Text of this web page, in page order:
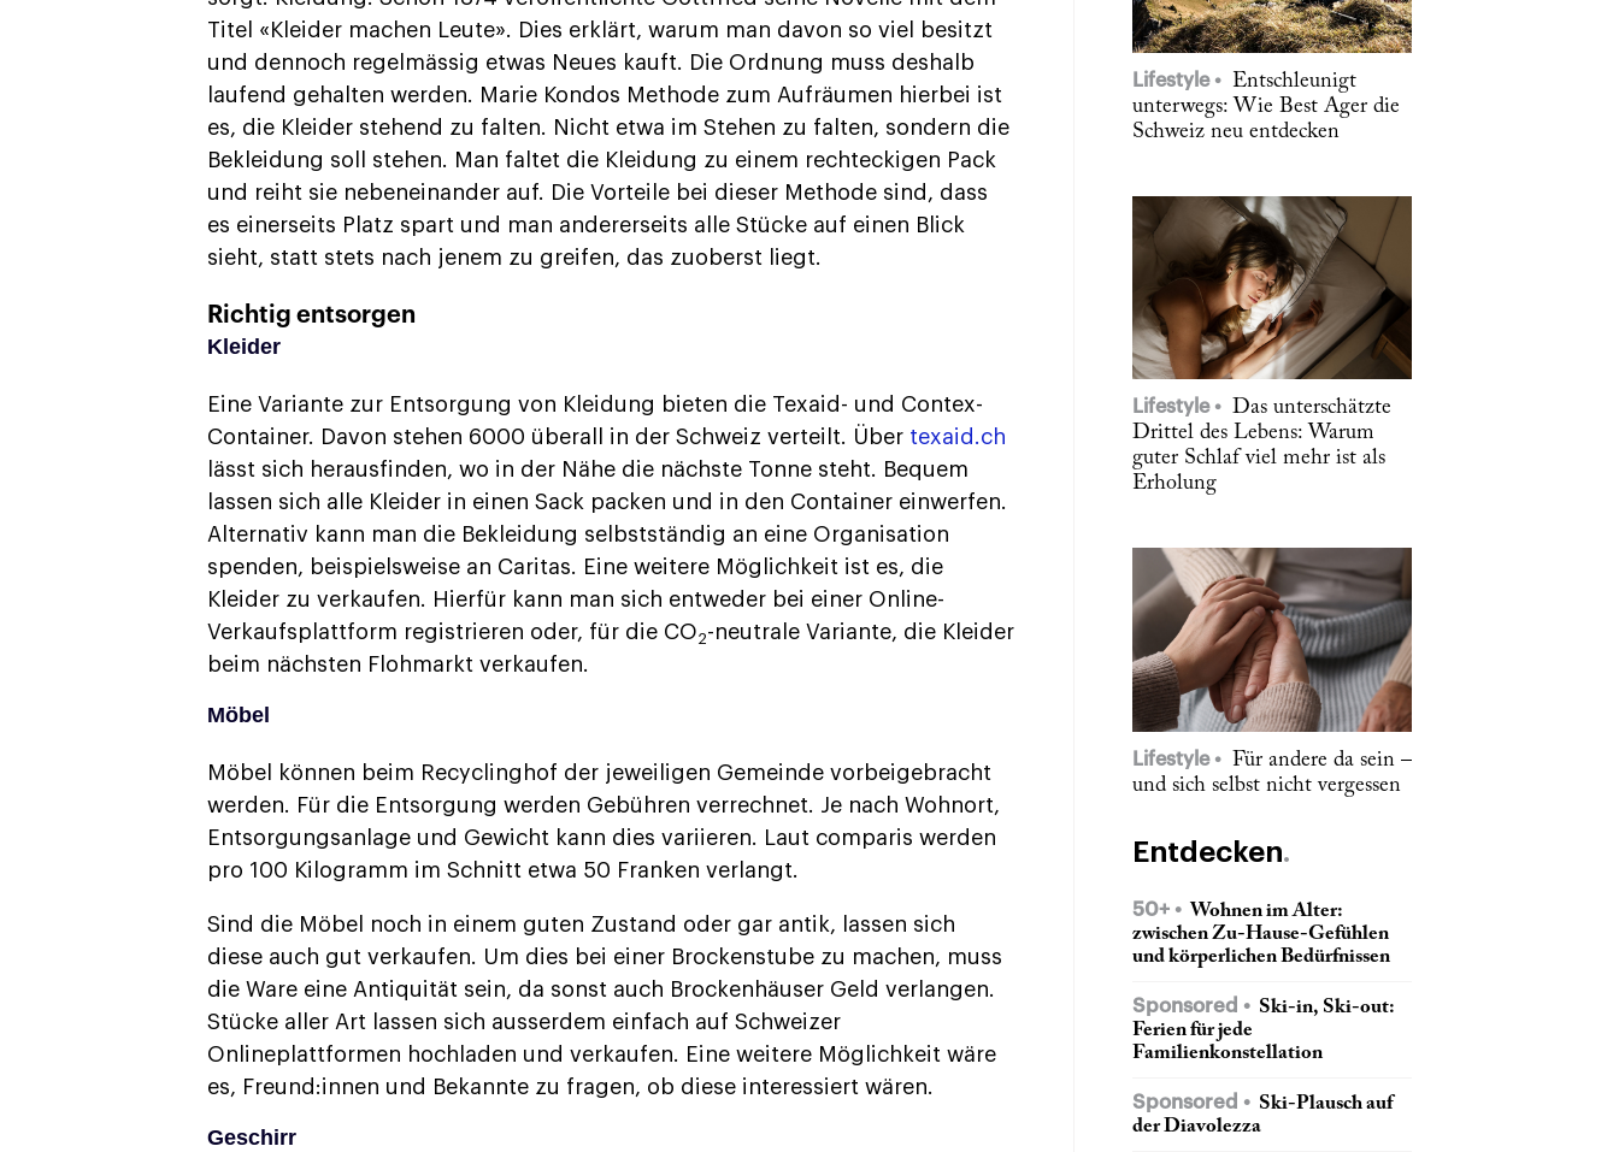
Titel «Kleider machen Leute». Dies erklärt, warum man davon so viel besitzt
und dennoch regelmässig etwas Neues kauft. Die Ordnung muss deshalb
laufend gehalten werden. Marie Kondos Methode zum Aufräumen hierbei ist
es, die Kleider stehend zu falten. Nicht etwa im Stehen zu falten, sondern die
Bekleidung soll stehen. Man faltet die Kleidung zu einem rechteckigen Pack
und reiht sie nebeneinander auf. Die Vorteile bei dieser Methode sind, dass
es einerseits Platz spart und man andererseits alle Stücke auf einen Blick
sieht, statt stets nach jenem zu greifen, das zuoberst liegt.
Richtig entsorgen
Kleider
Eine Variante zur Entsorgung von Kleidung bieten die Texaid- und Contex-
Container. Davon stehen 6000 überall in der Schweiz verteilt. Über texaid.ch
lässt sich herausfinden, wo in der Nähe die nächste Tonne steht. Bequem
lassen sich alle Kleider in einen Sack packen und in den Container einwerfen.
Alternativ kann man die Bekleidung selbstständig an eine Organisation
spenden, beispielsweise an Caritas. Eine weitere Möglichkeit ist es, die
Kleider zu verkaufen. Hierfür kann man sich entweder bei einer Online-
Verkaufsplattform registrieren oder, für die CO2-neutrale Variante, die Kleider
beim nächsten Flohmarkt verkaufen.
Möbel
Möbel können beim Recyclinghof der jeweiligen Gemeinde vorbeigebracht
werden. Für die Entsorgung werden Gebühren verrechnet. Je nach Wohnort,
Entsorgungsanlage und Gewicht kann dies variieren. Laut comparis werden
pro 100 Kilogramm im Schnitt etwa 50 Franken verlangt.
Sind die Möbel noch in einem guten Zustand oder gar antik, lassen sich
diese auch gut verkaufen. Um dies bei einer Brockenstube zu machen, muss
die Ware eine Antiquität sein, da sonst auch Brockenhäuser Geld verlangen.
Stücke aller Art lassen sich ausserdem einfach auf Schweizer
Onlineplattformen hochladen und verkaufen. Eine weitere Möglichkeit wäre
es, Freund:innen und Bekannte zu fragen, ob diese interessiert wären.
Geschirr
Lifestyle
Entschleunigt
unterwegs: Wie Best Ager die
Schweiz neu entdecken
Lifestyle
Das unterschätzte
Drittel des Lebens: Warum
guter Schlaf viel mehr ist als
Erholung
Lifestyle
Für andere da sein –
und sich selbst nicht vergessen
Entdecken
50+
Wohnen im Alter:
zwischen Zu-Hause-Gefühlen
und körperlichen Bedürfnissen
Sponsored
Ski-in, Ski-out:
Ferien für jede
Familienkonstellation
Sponsored
Ski-Plausch auf
der Diavolezza